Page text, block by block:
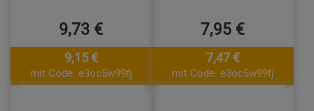
9,73 €
9,15 €
mit Code: e3oc5w99fj
7,95 €
7,47 €
mit Code: e3oc5w99fj